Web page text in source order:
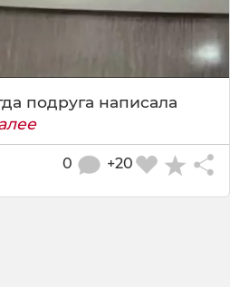
подруга написала
+20
0